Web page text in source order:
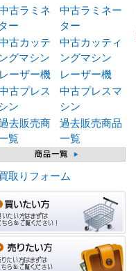
中古ラミネー
ター
中古カッティ
ングマシン
レーザー機
中古プレスマ
シン
過去販売商品
一覧